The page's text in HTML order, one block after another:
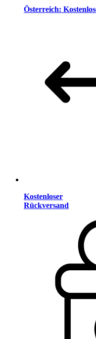
Österreich:
Kostenloser
Rückversand